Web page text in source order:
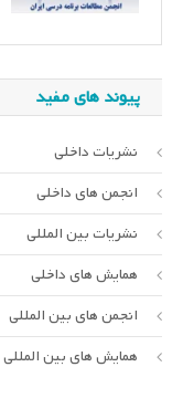
پیوند های مفید
نشریات داخلی
انجمن های داخلی
نشریات بین المللی
همایش های داخلی
انجمن های بین المللی
همایش های بین المللی